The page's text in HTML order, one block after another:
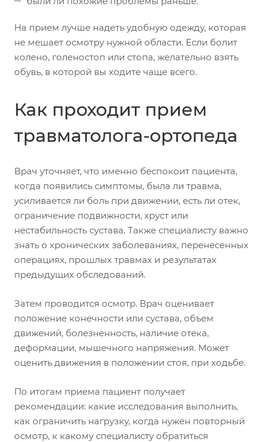
На прием лучше надеть удобную одежду, которая
не мешает осмотру нужной области. Если болит
колено, голеностоп или стопа, желательно взять
обувь, в которой вы ходите чаще всего.
Как проходит прием
травматолога-ортопеда
Врач уточняет, что именно беспокоит пациента,
когда появились симптомы, была ли травма,
усиливается ли боль при движении, есть ли отек,
ограничение подвижности, хруст или
нестабильность сустава. Также специалисту важно
знать о хронических заболеваниях, перенесенных
операциях, прошлых травмах и результатах
предыдущих обследований.
Затем проводится осмотр. Врач оценивает
положение конечности или сустава, объем
движений, болезненность, наличие отека,
деформации, мышечного напряжения. Может
оценить движения в положении стоя, при ходьбе.
По итогам приема пациент получает
рекомендации: какие исследования выполнить,
как ограничить нагрузку, когда нужен повторный
осмотр, к какому специалисту обратиться